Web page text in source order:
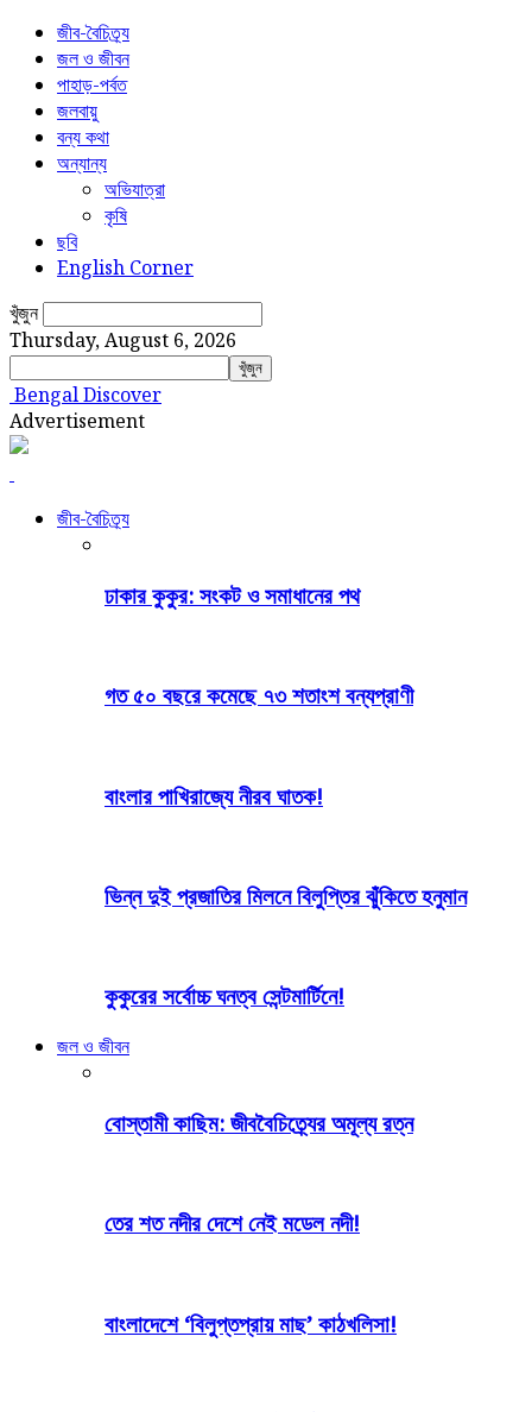
জীব-বৈচিত্র্য
জল ও জীবন
পাহাড়-পর্বত
জলবায়ু
বন্য কথা
অন্যান্য
অভিযাত্রা
কৃষি
ছবি
English Corner
খুঁজুন
Thursday, August 6, 2026
Bengal Discover
Advertisement
জীব-বৈচিত্র্য
ঢাকার কুকুর: সংকট ও সমাধানের পথ
গত ৫০ বছরে কমেছে ৭৩ শতাংশ বন্যপ্রাণী
বাংলার পাখিরাজ্যে নীরব ঘাতক!
ভিন্ন দুই প্রজাতির মিলনে বিলুপ্তির ঝুঁকিতে হনুমান
কুকুরের সর্বোচ্চ ঘনত্ব সেন্টমার্টিনে!
জল ও জীবন
বোস্তামী কাছিম: জীববৈচিত্র্যের অমূল্য রত্ন
তের শত নদীর দেশে নেই মডেল নদী!
বাংলাদেশে ‘বিলুপ্তপ্রায় মাছ’ কাঠখলিসা!